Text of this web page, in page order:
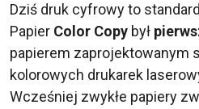
Dziś druk cyfrowy to
Papier Color Copy był
papierem zaprojektowanym
kolorowych drukarek
Wcześniej zwykłe papiery